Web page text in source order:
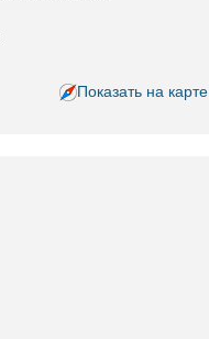
Показать на карте